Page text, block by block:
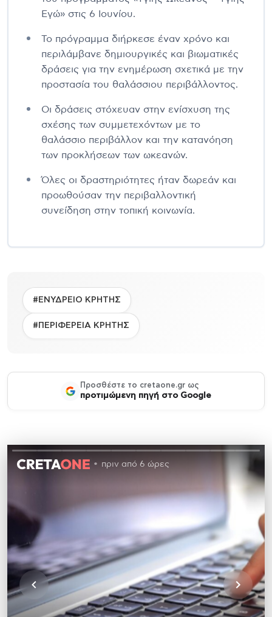
Εγώ» στις 6 Ιουνίου.
Το πρόγραμμα διήρκεσε έναν χρόνο και
περιλάμβανε δημιουργικές και βιωματικές
δράσεις για την ενημέρωση σχετικά με την
προστασία του θαλάσσιου περιβάλλοντος.
Οι δράσεις στόχευαν στην ενίσχυση της
σχέσης των συμμετεχόντων με το
θαλάσσιο περιβάλλον και την κατανόηση
των προκλήσεων των ωκεανών.
Όλες οι δραστηριότητες ήταν δωρεάν και
προωθούσαν την περιβαλλοντική
συνείδηση στην τοπική κοινωνία.
#ΕΝΥΔΡΕΙΟ ΚΡΗΤΗΣ
#ΠΕΡΙΦΕΡΕΙΑ ΚΡΗΤΗΣ
Προσθέστε το cretaone.gr ως
προτιμώμενη πηγή στο Google
πριν από 6 ώρες